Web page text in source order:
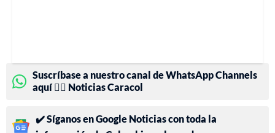
Suscríbase a nuestro canal de WhatsApp Channels
aquí 👉🏻 Noticias Caracol
✔️ Síganos en Google Noticias con toda la